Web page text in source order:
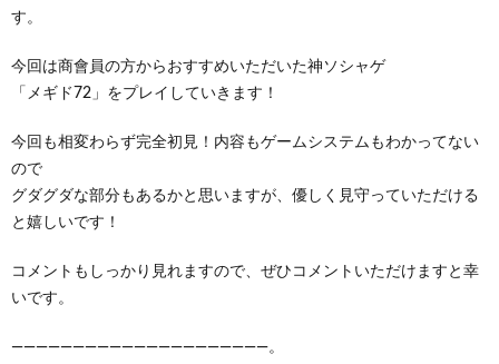
す。
今回は商會員の方からおすすめいただいた神ソシャゲ
「メギド72」をプレイしていきます！
今回も相変わらず完全初見！内容もゲームシステムもわかってない
ので
グダグダな部分もあるかと思いますが、優しく見守っていただける
と嬉しいです！
コメントもしっかり見れますので、ぜひコメントいただけますと幸
いです。
―――――――――――――――――――――。